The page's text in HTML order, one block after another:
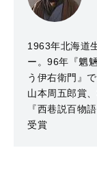
1963年北海道
ー。96年『魍
う伊右衛門』
山本周五郎賞
『西巷説百物
受賞